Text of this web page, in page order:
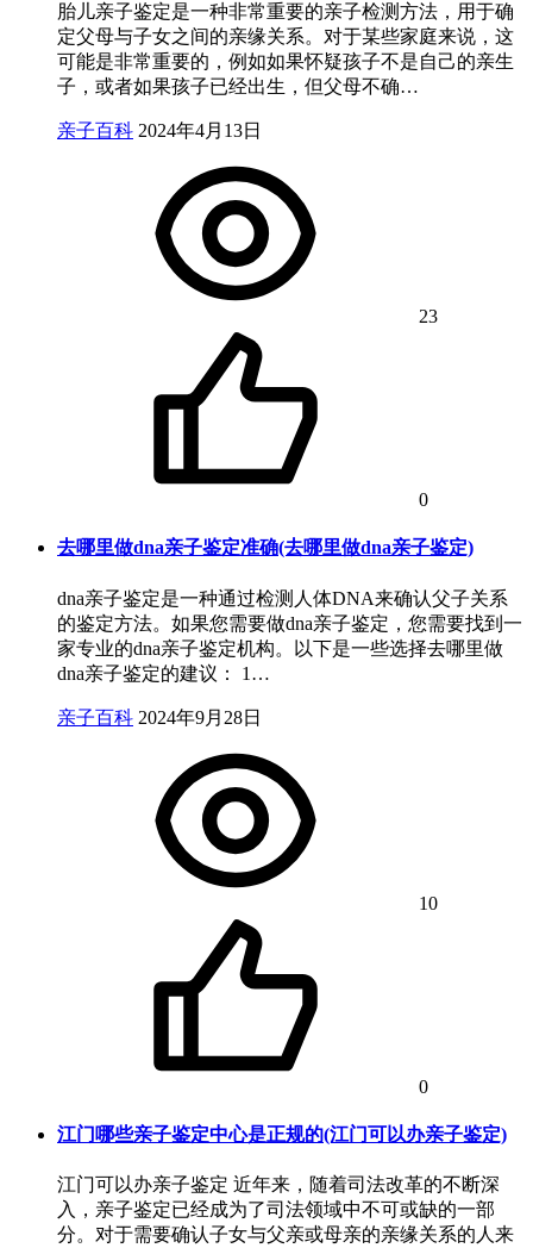
胎儿亲子鉴定是一种非常重要的亲子检测方法，用于确
定父母与子女之间的亲缘关系。对于某些家庭来说，这
可能是非常重要的，例如如果怀疑孩子不是自己的亲生
子，或者如果孩子已经出生，但父母不确…
亲子百科 2024年4月13日
23
0
去哪里做dna亲子鉴定准确(去哪里做dna亲子鉴定)
dna亲子鉴定是一种通过检测人体DNA来确认父子关系
的鉴定方法。如果您需要做dna亲子鉴定，您需要找到一
家专业的dna亲子鉴定机构。以下是一些选择去哪里做
dna亲子鉴定的建议： 1…
亲子百科 2024年9月28日
10
0
江门哪些亲子鉴定中心是正规的(江门可以办亲子鉴定)
江门可以办亲子鉴定 近年来，随着司法改革的不断深
入，亲子鉴定已经成为了司法领域中不可或缺的一部
分。对于需要确认子女与父亲或母亲的亲缘关系的人来